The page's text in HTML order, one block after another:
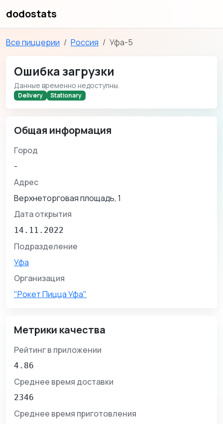
dodostats
Все пиццерии Россия Уфа-5
Ошибка загрузки
Данные временно недоступны.
Delivery Stationary
Общая информация
Город
-
Адрес
Верхнеторговая площадь, 1
Дата открытия
14.11.2022
Подразделение
Уфа
Организация
"Рокет Пицца Уфа"
Метрики качества
Рейтинг в приложении
4.86
Среднее время доставки
2346
Среднее время приготовления